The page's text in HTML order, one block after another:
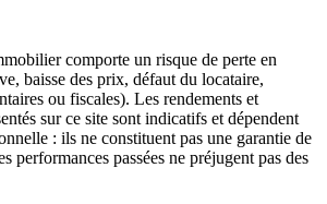
comporte un risque de perte en
baisse des prix, défaut du locataire,
ou fiscales). Les rendements et
sur ce site sont indicatifs et dépendent
: ils ne constituent pas une garantie de
performances passées ne préjugent pas des